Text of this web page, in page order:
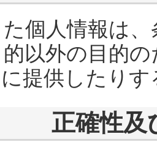
個人情報は
以外の目的
に提供したり
正確性及